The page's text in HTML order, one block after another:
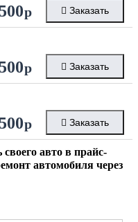
р Заказать
р Заказать
р Заказать
авто в прайс-
автомобиля через